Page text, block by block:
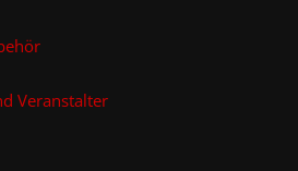
Veranstalter